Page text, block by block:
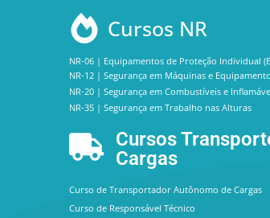
Cursos NR
NR-06 | Equipamentos de Proteção Individual
NR-12 | Segurança em Máquinas e
NR-20 | Segurança em Combustíveis e
NR-35 | Segurança em Trabalho nas Alturas
Cursos
Cargas
Curso de Transportador Autônomo de Cargas
Curso de Responsável Técnico